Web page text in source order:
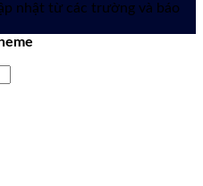
nhật từ các trường và báo